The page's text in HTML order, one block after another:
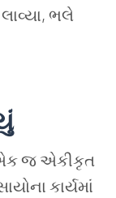
લાવ્યા, ભલે
જ એકીકૃત
કાર્યમાં